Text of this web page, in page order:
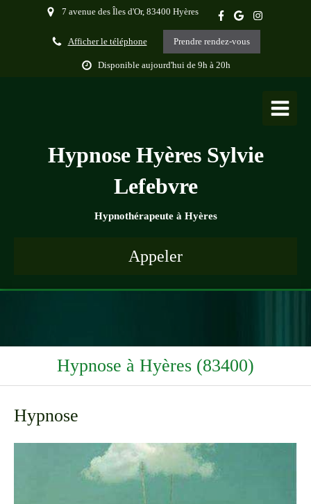
7 avenue des Îles d'Or, 83400 Hyères
Afficher le téléphone Prendre rendez-vous
Disponible aujourd'hui de 9h à 20h
Hypnose Hyères Sylvie
Lefebvre
Hypnothérapeute à Hyères
Appeler
Hypnose à Hyères (83400)
Hypnose